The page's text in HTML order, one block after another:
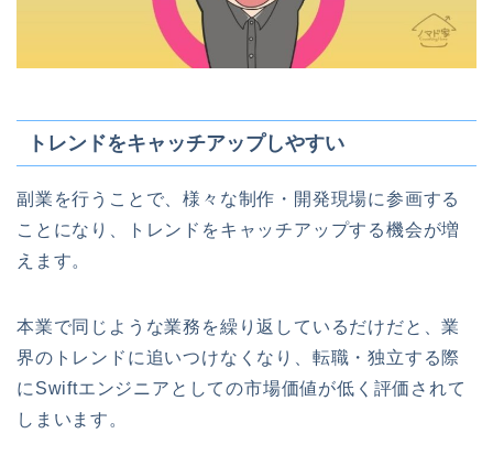
トレンドをキャッチアップしやすい
副業を行うことで、様々な制作・開発現場に参画する
ことになり、トレンドをキャッチアップする機会が増
えます。
本業で同じような業務を繰り返しているだけだと、業
界のトレンドに追いつけなくなり、転職・独立する際
にSwiftエンジニアとしての市場価値が低く評価されて
しまいます。